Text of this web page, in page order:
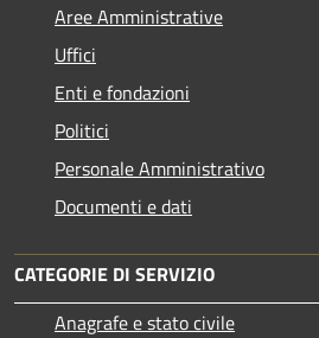
Aree Amministrative
Uffici
Enti e fondazioni
Politici
Personale Amministrativo
Documenti e dati
CATEGORIE DI SERVIZIO
Anagrafe e stato civile